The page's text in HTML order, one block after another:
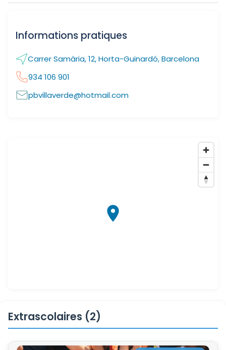
Informations pratiques
Carrer Samària, 12, Horta-Guinardó, Barcelona
934 106 901
pbvillaverde@hotmail.com
Extrascolaires (2)